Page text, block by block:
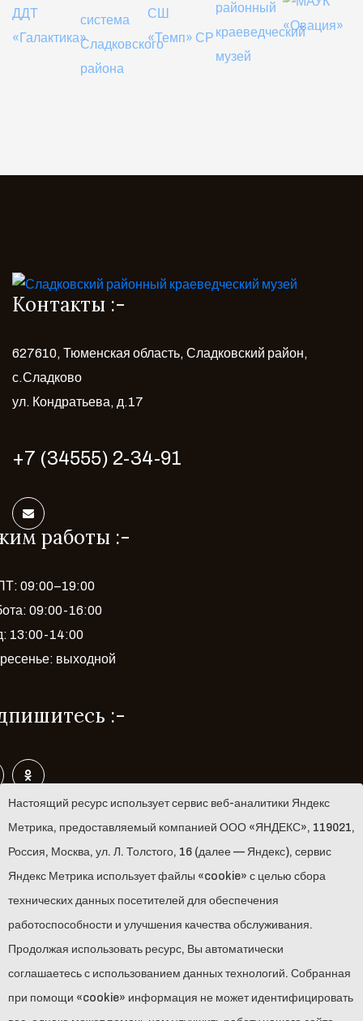
Контакты :-
627610, Тюменская область, Сладковский район,
с.Сладково
ул. Кондратьева, д.17
+7 (34555) 2-34-91
работы :-
09:00–19:00
09:00-16:00
13:00-14:00
выходной
:-
Навигация :-
Музей
Мероприятия
Новости
Постоянная экспозиция
Настоящий ресурс использует сервис веб-аналитики Яндекс
Метрика, предоставляемый компанией ООО «ЯНДЕКС», 119021,
Россия, Москва, ул. Л. Толстого, 16 (далее — Яндекс), сервис
Яндекс Метрика использует файлы «cookie» с целью сбора
технических данных посетителей для обеспечения
работоспособности и улучшения качества обслуживания.
Продолжая использовать ресурс, Вы автоматически
соглашаетесь с использованием данных технологий. Собранная
при помощи «cookie» информация не может идентифицировать